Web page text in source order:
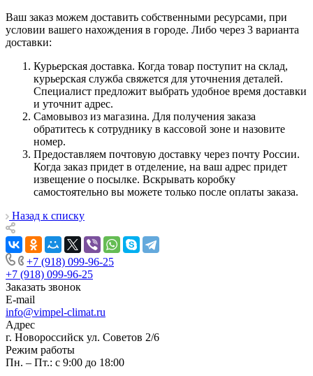
Ваш заказ можем доставить собственными ресурсами, при
условии вашего нахождения в городе. Либо через 3 варианта
доставки:
Курьерская доставка. Когда товар поступит на склад,
курьерская служба свяжется для уточнения деталей.
Специалист предложит выбрать удобное время доставки
и уточнит адрес.
Самовывоз из магазина. Для получения заказа
обратитесь к сотруднику в кассовой зоне и назовите
номер.
Предоставляем почтовую доставку через почту России.
Когда заказ придет в отделение, на ваш адрес придет
извещение о посылке. Вскрывать коробку
самостоятельно вы можете только после оплаты заказа.
Назад к списку
+7 (918) 099-96-25
+7 (918) 099-96-25
Заказать звонок
E-mail
info@vimpel-climat.ru
Адрес
г. Новороссийск ул. Советов 2/6
Режим работы
Пн. – Пт.: с 9:00 до 18:00